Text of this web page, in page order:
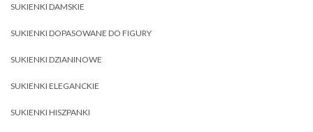
SUKIENKI DAMSKIE
SUKIENKI DOPASOWANE DO FIGURY
SUKIENKI DZIANINOWE
SUKIENKI ELEGANCKIE
SUKIENKI HISZPANKI